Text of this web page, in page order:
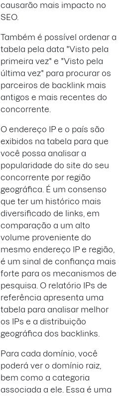
causarão mais impacto no
SEO.
Também é possível ordenar a
tabela pela data "Visto pela
primeira vez" e "Visto pela
última vez" para procurar os
parceiros de backlink mais
antigos e mais recentes do
concorrente.
O endereço IP e o país são
exibidos na tabela para que
você possa analisar a
popularidade do site do seu
concorrente por região
geográfica. É um consenso
que ter um histórico mais
diversificado de links, em
comparação a um alto
volume proveniente do
mesmo endereço IP e região,
é um sinal de confiança mais
forte para os mecanismos de
pesquisa. O relatório IPs de
referência apresenta uma
tabela para analisar melhor
os IPs e a distribuição
geográfica dos backlinks.
Para cada domínio, você
poderá ver o domínio raiz,
bem como a categoria
associada a ele. Essa é uma